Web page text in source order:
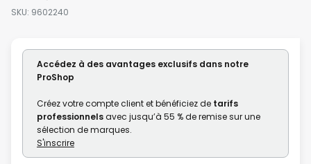
beginning
images
SKU 9602240
Accédez à des avantages exclusifs dans notre
ProShop
Créez votre compte client et bénéficiez de tarifs
professionnelsavec jusqu’à 55 % de remise sur une
sélection de marques.
S'inscrire